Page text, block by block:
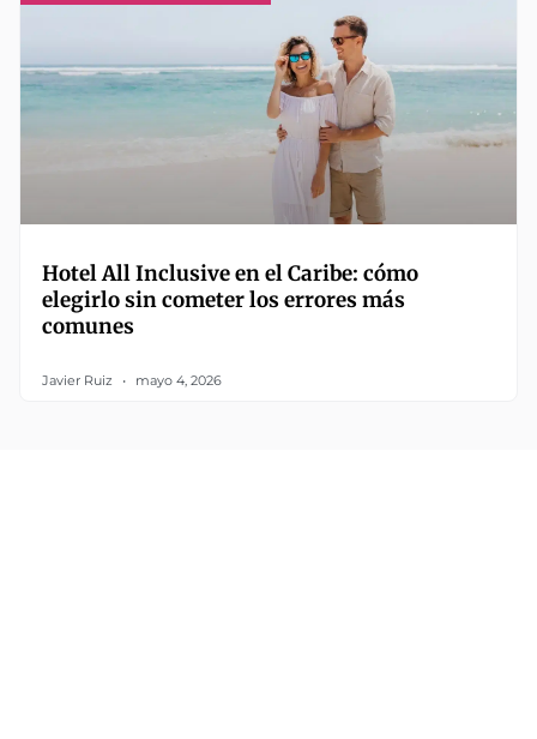
Hotel All Inclusive en el Caribe: cómo
elegirlo sin cometer los errores más
comunes
Javier Ruiz mayo 4, 2026